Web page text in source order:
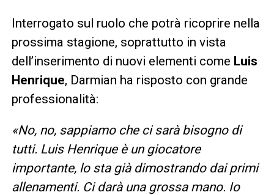
Interrogato sul ruolo che potrà ricoprire nella
prossima stagione, soprattutto in vista
dell’inserimento di nuovi elementi come Luis
Henrique, Darmian ha risposto con grande
professionalità:
«No, no, sappiamo che ci sarà bisogno di
tutti. Luis Henrique è un giocatore
importante, lo sta già dimostrando dai primi
allenamenti. Ci darà una grossa mano. Io